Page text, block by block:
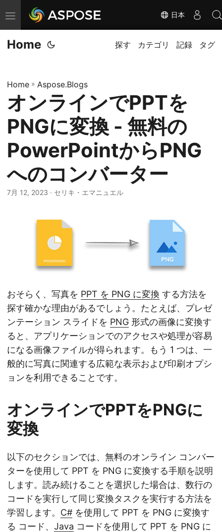
ナ
ビ
ゲ
ョ
ン
の
切
替
日本
Home 探す カテゴリ 記録 タグ
Home » Aspose.Blogs
オンラインでPPTを
PNGに変換 - 無料の
PowerPointからPNG
へのコンバーター
7月 12, 2023 · セリキ・エマニュエル
おそらく、写真を PPT を PNG に変換 する方法を
探す確かな理由があるでしょう。たとえば、プレゼ
ンテーション スライドを PNG 形式の画像に変換す
ると、アプリケーションでのアクセスや処理が容易
になる画像ファイルが得られます。もう 1 つは、一
般的に写真に関連する広範な表示および印刷オプシ
ョンを利用できることです。
オンラインでPPTをPNGに
変換
以下のセクションでは、無料のオンライン コンバー
ターを使用して PPT を PNG に変換する手順を説明
します。読み続けることを選択した場合は、数行の
コードを実行して同じ変換タスクを実行する方法を
学習します。 C# を使用して PPT を PNG に変換す
る コード、 Java コードを使用して PPT を PNG に